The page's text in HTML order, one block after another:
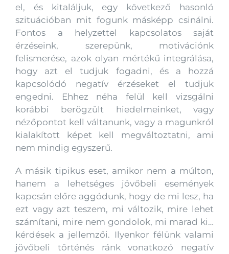
el, és kitaláljuk, egy következő hasonló
szituációban mit fogunk másképp csinálni.
Fontos a helyzettel kapcsolatos saját
érzéseink, szerepünk, motivációnk
felismerése, azok olyan mértékű integrálása,
hogy azt el tudjuk fogadni, és a hozzá
kapcsolódó negatív érzéseket el tudjuk
engedni. Ehhez néha felül kell vizsgálni
korábbi berögzült hiedelmeinket, vagy
nézőpontot kell váltanunk, vagy a magunkról
kialakított képet kell megváltoztatni, ami
nem mindig egyszerű.
A másik tipikus eset, amikor nem a múlton,
hanem a lehetséges jövőbeli események
kapcsán előre aggódunk, hogy de mi lesz, ha
ezt vagy azt teszem, mi változik, mire lehet
számítani, mire nem gondolok, mi marad ki…
kérdések a jellemzői. Ilyenkor félünk valami
jövőbeli történés ránk vonatkozó negatív